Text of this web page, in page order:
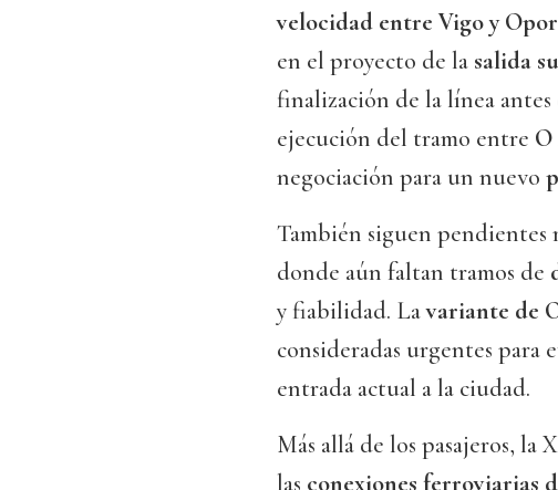
velocidad entre Vigo y
en el proyecto de la salida
finalización de la línea antes
ejecución del tramo entre
negociación para un nuevo
También siguen pendientes
donde aún faltan tramos de
y fiabilidad. Lavariante de
consideradas urgentes para
entrada actual a la ciudad.
Más allá de los pasajeros,
las conexiones ferroviarias